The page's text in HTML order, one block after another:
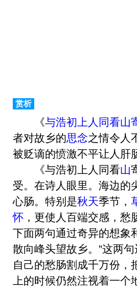
赏析
《与浩初上人同看山
者对故乡的思念之情令人
被贬谪的愤激不平让人肝
《与浩初上人同看山
受。在诗人眼里。海边的
心肠。特别是秋天季节，
怀 ，更使人百端交感，
下面两句通过奇异的想象
散向峰头望故乡。”这两
自己的愁肠割成千万份，
上的时候仍然注视着一